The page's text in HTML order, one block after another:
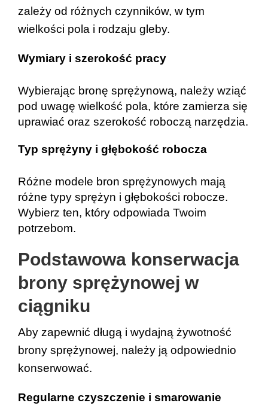
zależy od różnych czynników, w tym
wielkości pola i rodzaju gleby.
Wymiary i szerokość pracy
Wybierając bronę sprężynową, należy wziąć
pod uwagę wielkość pola, które zamierza się
uprawiać oraz szerokość roboczą narzędzia.
Typ sprężyny i głębokość robocza
Różne modele bron sprężynowych mają
różne typy sprężyn i głębokości robocze.
Wybierz ten, który odpowiada Twoim
potrzebom.
Podstawowa konserwacja
brony sprężynowej w
ciągniku
Aby zapewnić długą i wydajną żywotność
brony sprężynowej, należy ją odpowiednio
konserwować.
Regularne czyszczenie i smarowanie